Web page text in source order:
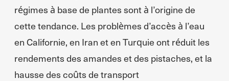
régimes à base de plantes sont à l’origine de
cette tendance. Les problèmes d’accès à l’eau
en Californie, en Iran et en Turquie ont réduit les
rendements des amandes et des pistaches, et la
hausse des coûts de transport